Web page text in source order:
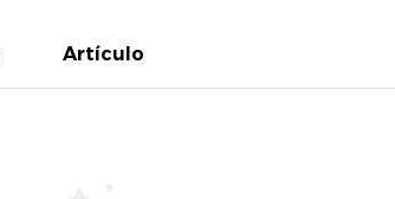
Artículo